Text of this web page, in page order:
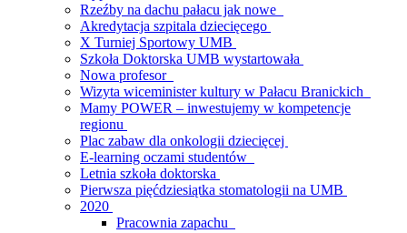
Rzeźby na dachu pałacu jak nowe
Akredytacja szpitala dziecięcego
X Turniej Sportowy UMB
Szkoła Doktorska UMB wystartowała
Nowa profesor
Wizyta wiceminister kultury w Pałacu Branickich
Mamy POWER – inwestujemy w kompetencje
regionu
Plac zabaw dla onkologii dziecięcej
E-learning oczami studentów
Letnia szkoła doktorska
Pierwsza pięćdziesiątka stomatologii na UMB
2020
Pracownia zapachu